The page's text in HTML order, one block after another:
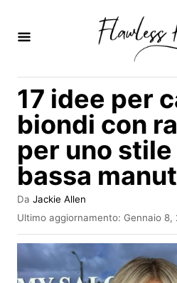
17 idee per
biondi con
per uno
bassa
Da A
u
o
e
Jackie Allen
I
n
v
a
Ultimo aggiornamento: Gennaio 8,